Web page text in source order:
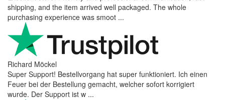
shipping, and the item arrived well packaged. The whole
purchasing experience was smoot ...
Richard Möckel
Super Support! Bestellvorgang hat super funktioniert. Ich einen
Feuer bei der Bestellung gemacht, welcher sofort korrigiert
wurde. Der Support ist w ...